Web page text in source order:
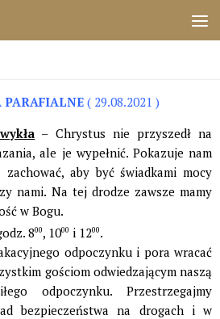
PARAFIALNE ( 29.08.2021 )
– Chrystus nie przyszedł na
ale je wypełnić. Pokazuje nam
aby być świadkami mocy
nami. Na tej drodze zawsze mamy
w Bogu.
800, 1000 i 1200.
odpoczynku i pora wracać
gościom odwiedzającym naszą
odpoczynku. Przestrzegajmy
bezpieczeństwa na drogach i w